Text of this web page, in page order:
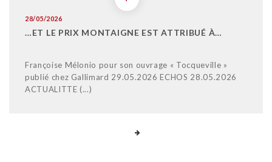
28/05/2026
…ET LE PRIX MONTAIGNE EST ATTRIBUÉ À…
Françoise Mélonio pour son ouvrage « Tocqueville »
publié chez Gallimard 29.05.2026 ECHOS 28.05.2026
ACTUALITTE (...)